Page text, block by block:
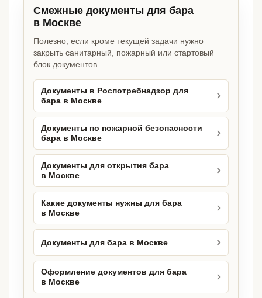
Смежные документы для бара
в Москве
Полезно, если кроме текущей задачи нужно
закрыть санитарный, пожарный или стартовый
блок документов.
Документы в Роспотребнадзор для
бара в Москве
Документы по пожарной безопасности
бара в Москве
Документы для открытия бара
в Москве
Какие документы нужны для бара
в Москве
Документы для бара в Москве
Оформление документов для бара
в Москве